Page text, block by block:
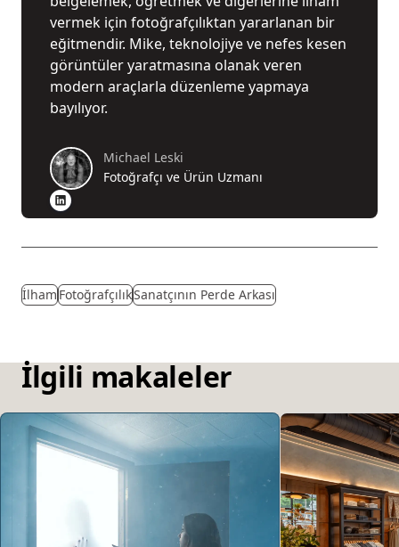
vermek için fotoğrafçılıktan yararlanan bir
eğitmendir. Mike, teknolojiye ve nefes kesen
görüntüler yaratmasına olanak veren
modern araçlarla düzenleme yapmaya
bayılıyor.
Michael Leski
Fotoğrafçı ve Ürün Uzmanı
İlhamFotoğrafçılıkSanatçının Perde Arkası
İlgili makaleler